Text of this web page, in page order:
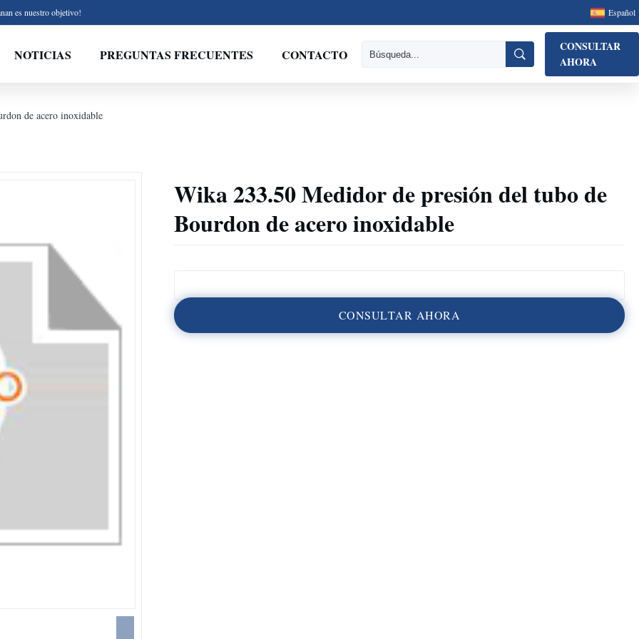
es nuestro objetivo! Español
NOTICIAS PREGUNTAS FRECUENTES CONTACTO
CONSULTAR
AHORA
de acero inoxidable
Wika 233.50 Medidor de presión del tubo de
Bourdon de acero inoxidable
CONSULTAR AHORA